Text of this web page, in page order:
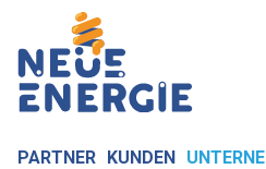
PARTNER KUNDEN